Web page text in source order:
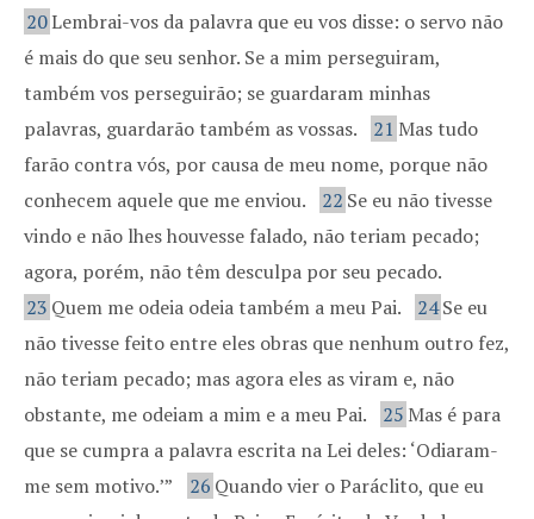
20Lembrai-vos da palavra que eu vos disse: o servo não
é mais do que seu senhor. Se a mim perseguiram,
também vos perseguirão; se guardaram minhas
palavras, guardarão também as vossas.
21 Mas tudo
farão contra vós, por causa de meu nome, porque não
conhecem aquele que me enviou.
22 Se eu não tivesse
vindo e não lhes houvesse falado, não teriam pecado;
agora, porém, não têm desculpa por seu pecado.
23 Quem me odeia odeia também a meu Pai. 24Se eu
não tivesse feito entre eles obras que nenhum outro fez,
não teriam pecado; mas agora eles as viram e, não
obstante, me odeiam a mim e a meu Pai.
25 Mas é para
que se cumpra a palavra escrita na Lei deles: ‘Odiaram-
me sem motivo.’”
26 Quando vier o Paráclito, que eu